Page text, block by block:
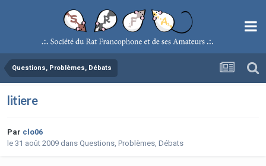
Questions, Problèmes, Débats
litiere
Par clo06
le 31 août 2009 dans Questions, Problèmes, Débats